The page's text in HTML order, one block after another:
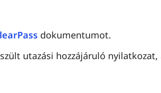
dokumentumot.
utazási hozzájáruló